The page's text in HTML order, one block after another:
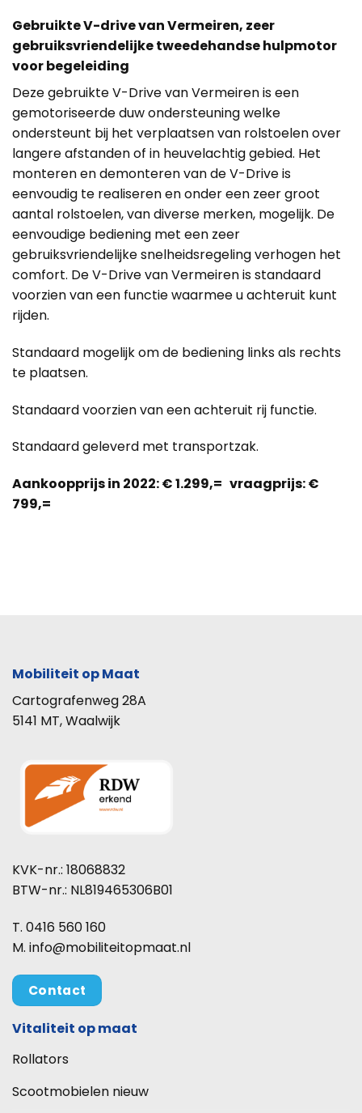
Gebruikte V-drive van Vermeiren, zeer
gebruiksvriendelijke tweedehandse hulpmotor
voor begeleiding
Deze gebruikte V-Drive van Vermeiren is een
gemotoriseerde duw ondersteuning welke
ondersteunt bij het verplaatsen van rolstoelen over
langere afstanden of in heuvelachtig gebied. Het
monteren en demonteren van de V-Drive is
eenvoudig te realiseren en onder een zeer groot
aantal rolstoelen, van diverse merken, mogelijk. De
eenvoudige bediening met een zeer
gebruiksvriendelijke snelheidsregeling verhogen het
comfort. De V-Drive van Vermeiren is standaard
voorzien van een functie waarmee u achteruit kunt
rijden.
Standaard mogelijk om de bediening links als rechts
te plaatsen.
Standaard voorzien van een achteruit rij functie.
Standaard geleverd met transportzak.
Aankoopprijs in 2022: € 1.299,= vraagprijs: €
799,=
Mobiliteit op Maat
Cartografenweg 28A
5141 MT, Waalwijk
KVK-nr.: 18068832
BTW-nr.: NL819465306B01
T. 0416 560 160
M. info@mobiliteitopmaat.nl
Contact
Vitaliteit op maat
Rollators
Scootmobielen nieuw